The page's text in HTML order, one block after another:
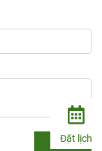
Gửi
Đặt lịch